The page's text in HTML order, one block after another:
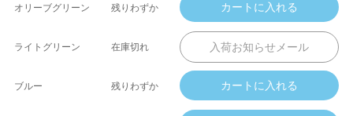
オリーブグリーン 残りわずか
ライトグリーン 在庫切れ
ブルー 残りわずか